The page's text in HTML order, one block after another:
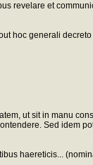
revelare et
hoc generali
ut sit in manu
Sed idem
haereticis...